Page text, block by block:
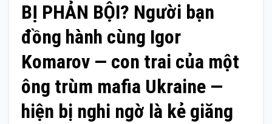
BỊ PHẢN BỘI? Người bạn
đồng hành cùng Igor
Komarov — con trai của một
ông trùm mafia Ukraine —
hiện bị nghi ngờ là kẻ giăng